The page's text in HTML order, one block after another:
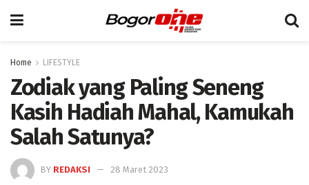
Home LIFESTYLE
Zodiak yang Paling Seneng
Kasih Hadiah Mahal, Kamukah
Salah Satunya?
BY REDAKSI 28 Maret 2023